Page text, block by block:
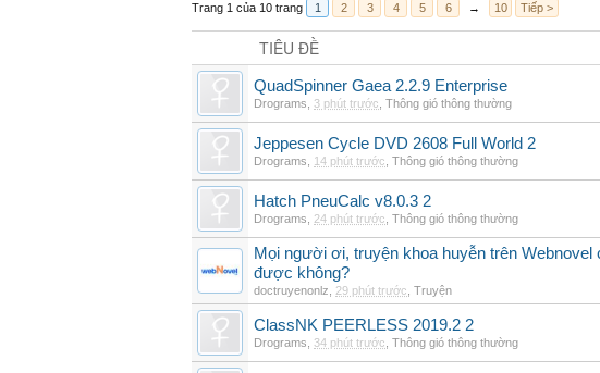
Trang 1 của 10 trang 1 2 3 4 5 6 → 10 Tiếp >
TIÊU ĐỀ
QuadSpinner Gaea 2.2.9 Enterprise
Drograms 3 phút trước Thông gió thông thường
Jeppesen Cycle DVD 2608 Full World 2
Drograms 14 phút trước Thông gió thông thường
Hatch PneuCalc v8.0.3 2
Drograms 24 phút trước Thông gió thông thường
Mọi người ơi, truyện khoa huyễn trên Webnovel
được không?
doctruyenonlz 29 phút trước Truyện
ClassNK PEERLESS 2019.2 2
Drograms 34 phút trước Thông gió thông thường